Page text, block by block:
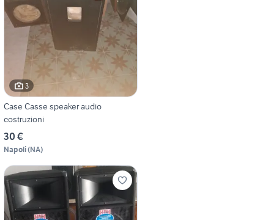
3
Case Casse speaker audio
costruzioni
30 €
Napoli(NA)